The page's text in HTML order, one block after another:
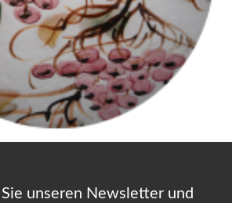
unseren Newsletter und